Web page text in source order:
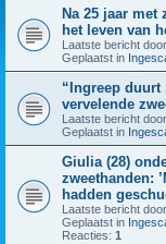
Na 25 jaar met
het leven van
Laatste bericht door
Geplaatst in
“Ingreep duurt
vervelende
Laatste bericht door
Geplaatst in
Giulia (28)
zweethanden:
hadden
Laatste bericht door
Geplaatst in
Reacties: 1